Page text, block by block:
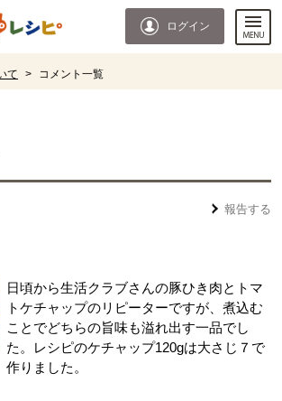
ログイン
て > コメント一覧
報告する
日頃から生活クラブさんの豚ひき肉とトマ
トケチャップのリピーターですが、煮込む
ことでどちらの旨味も溢れ出す一品でし
た。レシピのケチャップ120gは大さじ７で
作りました。